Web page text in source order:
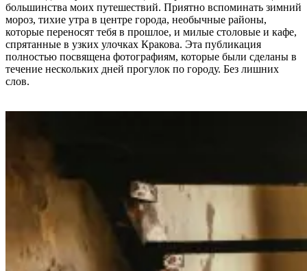
большинства моих путешествий. Приятно вспоминать зимний
мороз, тихие утра в центре города, необычные районы,
которые переносят тебя в прошлое, и милые столовые и кафе,
спрятанные в узких улочках Кракова. Эта публикация
полностью посвящена фотографиям, которые были сделаны в
течение нескольких дней прогулок по городу. Без лишних
слов.